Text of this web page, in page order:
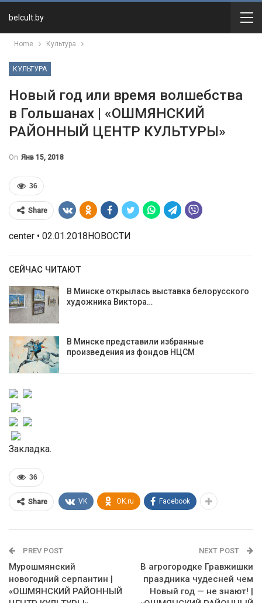
belcult.by
Home Культура
КУЛЬТУРА
Новый год или время волшебства
в Гольшанах | «ОШМЯНСКИЙ
РАЙОННЫЙ ЦЕНТР КУЛЬТУРЫ»
On Янв 15, 2018
36
Share
center • 02.01.2018НОВОСТИ
СЕЙЧАС ЧИТАЮТ
В Минске открылась выставка белорусского
художника Виктора…
В Минске представили избранные
произведения из фондов НЦСМ
Закладка.
36
Share VK OK.ru Facebook
PREV POST
Мурошмянский
новогодний серпантин |
«ОШМЯНСКИЙ РАЙОННЫЙ
NEXT POST
В агрогородке Гравжишки
праздника чудесней чем
Новый год — не знают! |